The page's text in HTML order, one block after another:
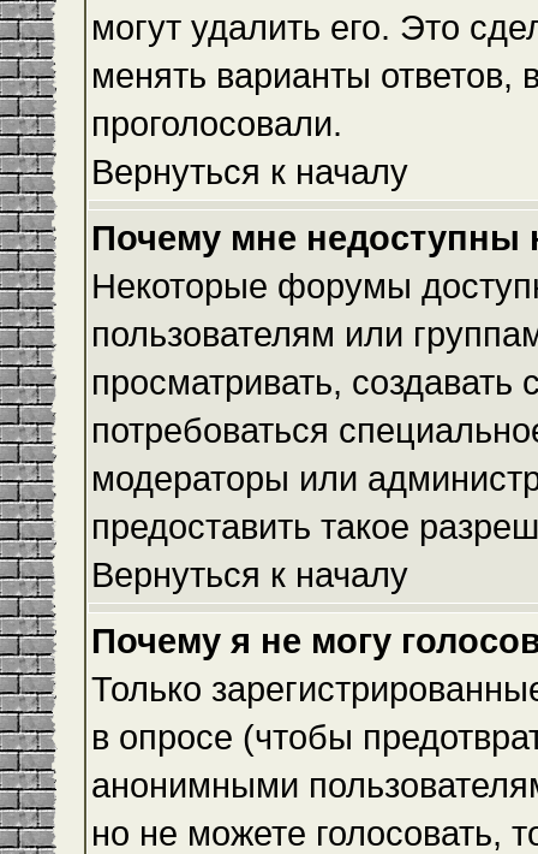
могут удалить его. Это
менять варианты ответов,
проголосовали.
Вернуться к началу
Почему мне
Некоторые форумы
пользователям или
просматривать,
потребоваться
модераторы или
предоставить такое
Вернуться к началу
Почему я не могу
Только
в опросе (чтобы
анонимными
но не можете голосовать,